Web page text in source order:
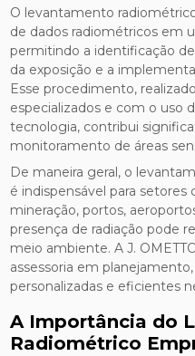
O levantamento
de dados radiométricos em
permitindo a identificação
da exposição e a
Esse procedimento,
especializados e com o uso
tecnologia, contribui
monitoramento de áreas
De maneira geral, o
é indispensável para setores
mineração, portos,
presença de radiação pode
meio ambiente. A J.
assessoria em
personalizadas e eficientes
A Importância do
Radiométrico